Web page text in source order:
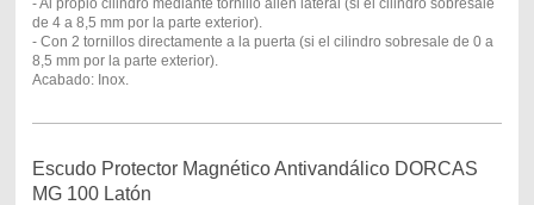
de 4 a 8,5 mm por la parte exterior).
- Con 2 tornillos directamente a la puerta (si el cilindro sobresale de 0 a
8,5 mm por la parte exterior).
Acabado: Inox.
Escudo Protector Magnético Antivandálico DORCAS
MG 100 Latón